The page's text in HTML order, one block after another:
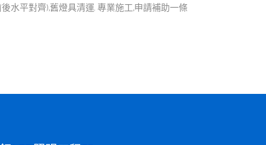
水平對齊),舊燈具清運. 專業施工,申請補助一條